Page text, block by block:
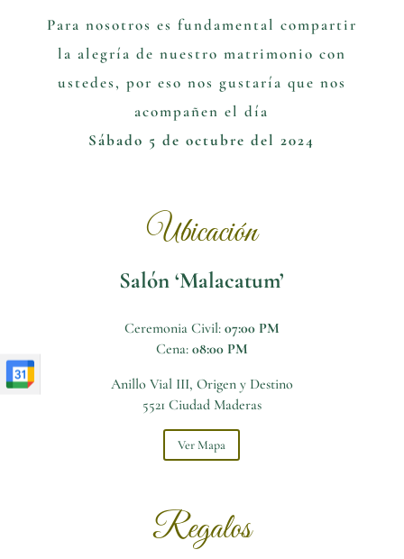
Para nosotros es fundamental compartir
la alegría de nuestro matrimonio con
ustedes, por eso nos gustaría que nos
acompañen el día
Sábado 5 de octubre del 2024
Ubicación
Salón ‘Malacatum’
Ceremonia Civil: 07:00 PM
Cena: 08:00 PM
Anillo Vial III, Origen y Destino
5521 Ciudad Maderas
Ver Mapa
Regalos